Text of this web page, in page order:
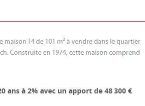
maison T4 de 101 m² à vendre dans le quartier
Construite en 1974, cette maison comprend
ans à 2% avec un apport de 48 300 €